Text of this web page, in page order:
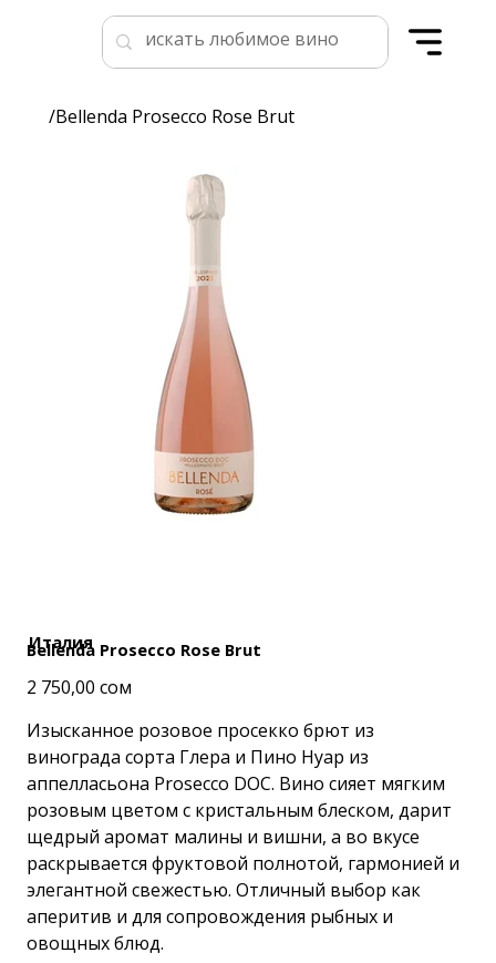
/Bellenda Prosecco Rose Brut
Bellenda Prosecco Rose Brut
Цена
2 750,00 сом
Изысканное розовое просекко брют из
винограда сорта Глера и Пино Нуар из
аппелласьона Prosecco DOC. Вино сияет мягким
розовым цветом с кристальным блеском, дарит
щедрый аромат малины и вишни, а во вкусе
раскрывается фруктовой полнотой, гармонией и
элегантной свежестью. Отличный выбор как
аперитив и для сопровождения рыбных и
овощных блюд.
Италия